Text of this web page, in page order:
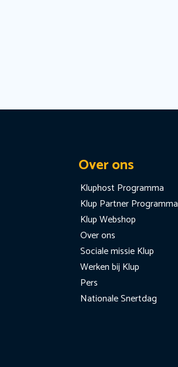
Over ons
Kluphost Programma
Klup Partner Programma
Klup Webshop
Over ons
Sociale missie Klup
Werken bij Klup
Pers
Nationale Snertdag